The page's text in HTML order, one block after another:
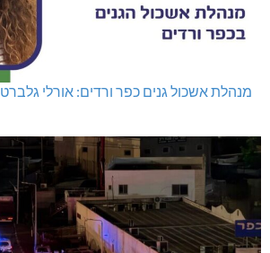
מנהלת אשכול גנים כפר ורדים: אורלי גלברט